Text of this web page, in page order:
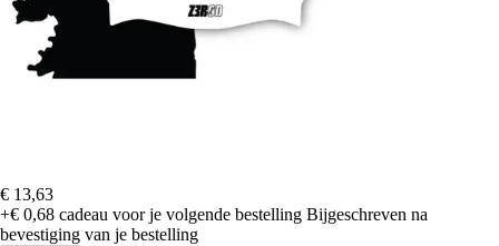
€ 13,63
+€ 0,68 cadeau voor je volgende bestelling Bijgeschreven na
bevestiging van je bestelling